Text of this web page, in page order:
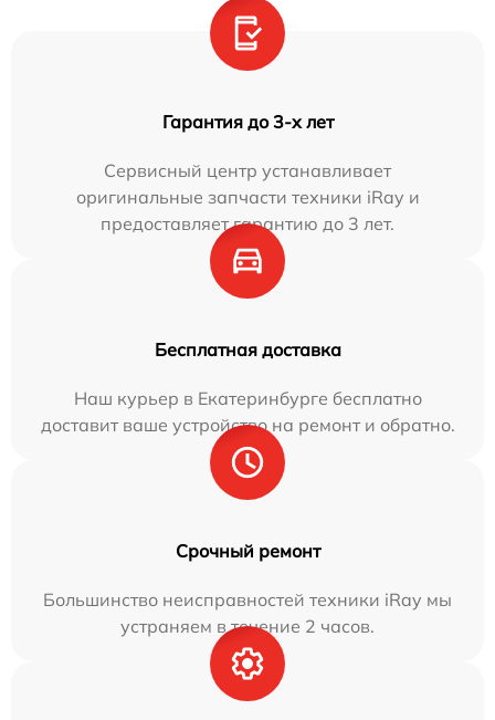
Гарантия до 3-х лет
Сервисный центр устанавливает
оригинальные запчасти техники iRay и
предоставляет гарантию до 3 лет.
Бесплатная доставка
Наш курьер в Екатеринбурге бесплатно
доставит ваше устройство на ремонт и обратно.
Срочный ремонт
Большинство неисправностей техники iRay мы
устраняем в течение 2 часов.